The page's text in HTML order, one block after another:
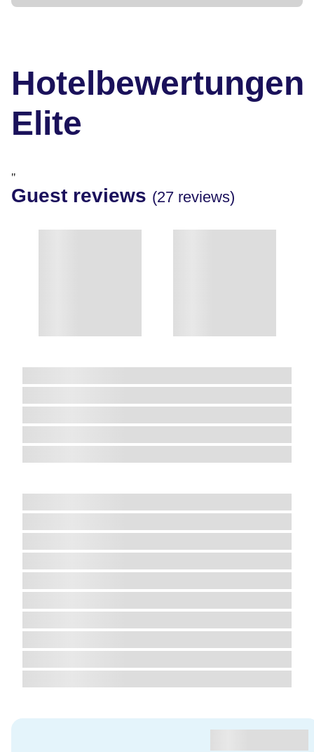
Hotelbewertungen
Elite
"
Guest reviews (27 reviews)